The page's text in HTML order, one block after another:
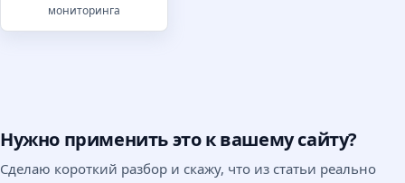
мониторинга
Нужно применить это к вашему сайту?
Сделаю короткий разбор и скажу, что из статьи реально